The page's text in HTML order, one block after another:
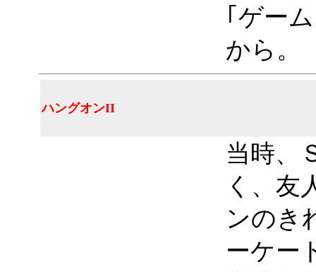
｢ゲー
から。
ハングオンII
当時、
く、友
ンのき
ーケー